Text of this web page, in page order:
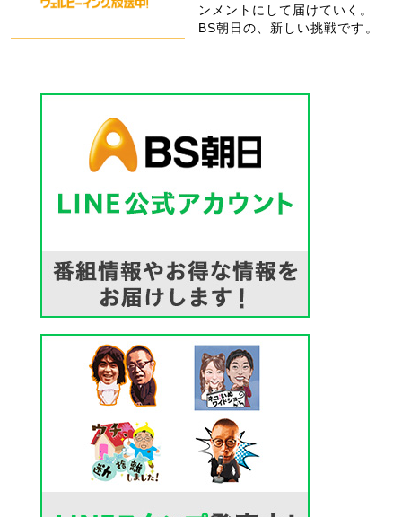
ンメントにして届けていく。
BS朝日の、新しい挑戦です。